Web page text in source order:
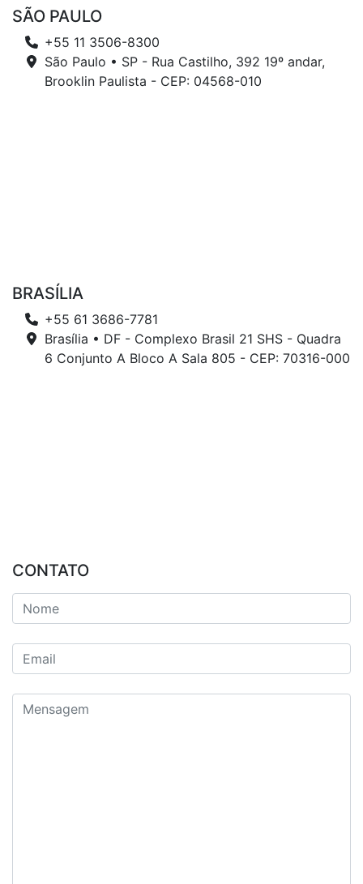
SÃO PAULO
+55 11 3506-8300
São Paulo • SP - Rua Castilho, 392 19º andar,
Brooklin Paulista - CEP: 04568-010
BRASÍLIA
+55 61 3686-7781
Brasília • DF - Complexo Brasil 21 SHS - Quadra
6 Conjunto A Bloco A Sala 805 - CEP: 70316-000
CONTATO